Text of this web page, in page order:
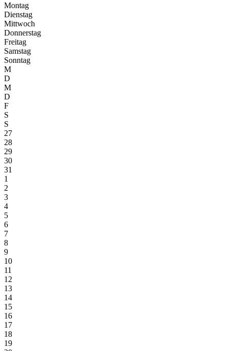
Montag
Dienstag
Mittwoch
Donnerstag
Freitag
Samstag
Sonntag
M
D
M
D
F
S
S
27
28
29
30
31
1
2
3
4
5
6
7
8
9
10
11
12
13
14
15
16
17
18
19